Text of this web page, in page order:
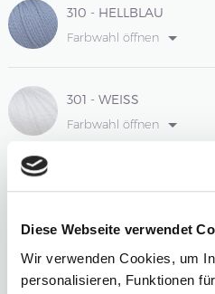
Diese Webseite verwendet
Wir verwenden Cookies, um
personalisieren, Funktionen
310 - HELLBLAU
Farbwahl öffnen
301 - WEISS
Farbwahl öffnen